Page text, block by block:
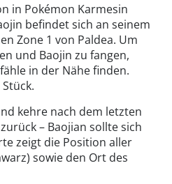
in Pokémon Karmesin
befindet sich an seinem
Zone 1 von Paldea. Um
und Baojin zu fangen,
in der Nähe finden.
kehre nach dem letzten
– Baojian sollte sich
zeigt die Position aller
sowie den Ort des